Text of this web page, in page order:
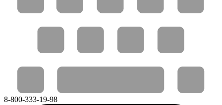
8-800-333-19-98